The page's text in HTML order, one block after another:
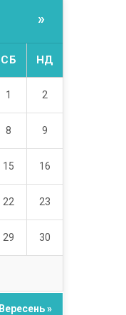
»
СБ НД
1 2
8 9
15 16
22 23
29 30
Вересень »